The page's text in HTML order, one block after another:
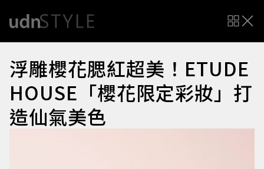
浮雕櫻花腮紅超美！ETUDE
HOUSE「櫻花限定彩妝」打
造仙氣美色